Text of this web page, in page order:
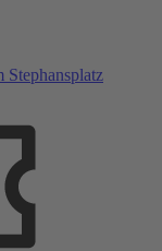
Stephansplatz